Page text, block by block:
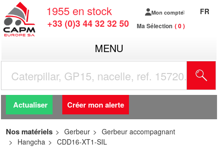
1955 en stock
+33 (0)3 44 32 32 50
Mon compte
Ma Sélection 0
FR
MENU
Actualiser Créer mon alerte
Nos matériels Gerbeur
Gerbeur accompagnant
Hangcha
CDD16-XT1-SIL